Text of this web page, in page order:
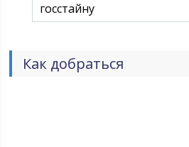
госстайну
Как добраться